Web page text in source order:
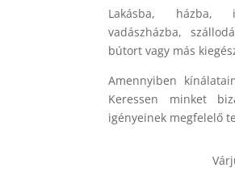
Lakásba, házba,
vadászházba,
bútort vagy más
Amennyiben
Keressen minket
igényeinek megfelelő